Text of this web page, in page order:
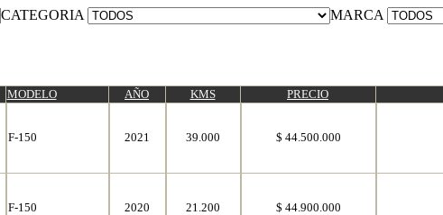
CATEGORIA MARCA
MODELO AÑO KMS PRECIO
F-150 2021 39.000 $ 44.500.000
F-150 2020 21.200 $ 44.900.000